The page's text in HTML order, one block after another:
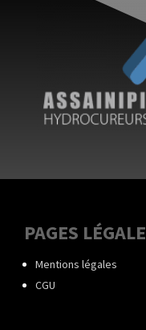
PAGES
Mentions légales
CGU